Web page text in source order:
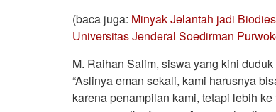
(baca juga: Minyak Jelantah jadi
Universitas Jenderal Soedirman
M. Raihan Salim, siswa yang kini
“Aslinya eman sekali, kami harusnya
karena penampilan kami, tetapi lebih